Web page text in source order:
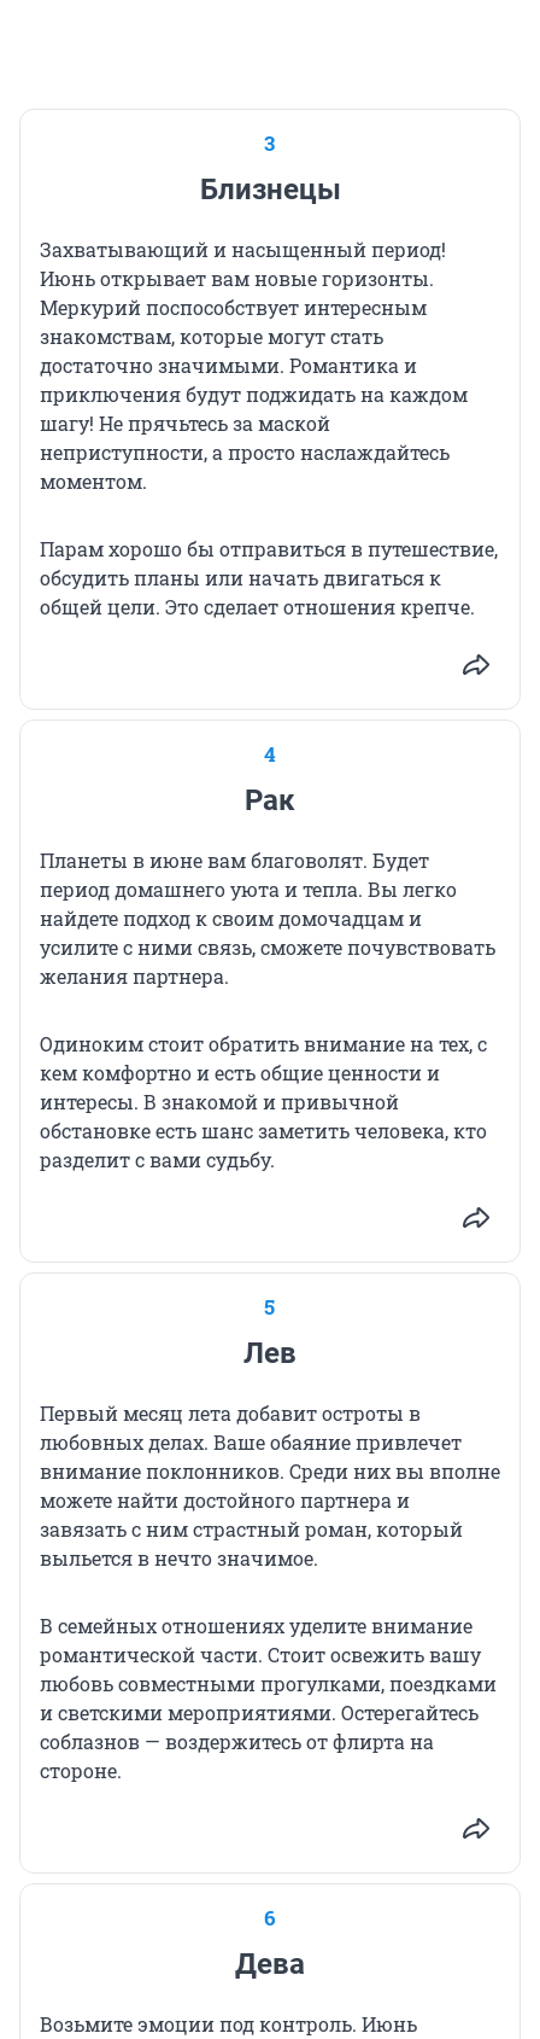
3
Близнецы
Захватывающий и насыщенный период!
Июнь открывает вам новые горизонты.
Меркурий поспособствует интересным
знакомствам, которые могут стать
достаточно значимыми. Романтика и
приключения будут поджидать на каждом
шагу! Не прячьтесь за маской
неприступности, а просто наслаждайтесь
моментом.
Парам хорошо бы отправиться в путешествие,
обсудить планы или начать двигаться к
общей цели. Это сделает отношения крепче.
4
Рак
Планеты в июне вам благоволят. Будет
период домашнего уюта и тепла. Вы легко
найдете подход к своим домочадцам и
усилите с ними связь, сможете почувствовать
желания партнера.
Одиноким стоит обратить внимание на тех, с
кем комфортно и есть общие ценности и
интересы. В знакомой и привычной
обстановке есть шанс заметить человека, кто
разделит с вами судьбу.
5
Лев
Первый месяц лета добавит остроты в
любовных делах. Ваше обаяние привлечет
внимание поклонников. Среди них вы вполне
можете найти достойного партнера и
завязать с ним страстный роман, который
выльется в нечто значимое.
В семейных отношениях уделите внимание
романтической части. Стоит освежить вашу
любовь совместными прогулками, поездками
и светскими мероприятиями. Остерегайтесь
соблазнов — воздержитесь от флирта на
стороне.
6
Дева
Возьмите эмоции под контроль. Июнь